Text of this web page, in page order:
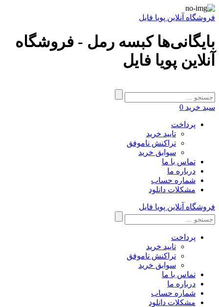
فروشگاه آنلاین پویا فایل
بایگانی‌ها کبسه رمل - فروشگاه
آنلاین پویا فایل
سبد خرید 0
پرداخت
تایید خرید
تراکنش ناموفق
سوابق خرید
تماس با ما
درباره ما
شماره حساب
مشکلات دانلود
فروشگاه آنلاین پویا فایل
پرداخت
تایید خرید
تراکنش ناموفق
سوابق خرید
تماس با ما
درباره ما
شماره حساب
مشکلات دانلود